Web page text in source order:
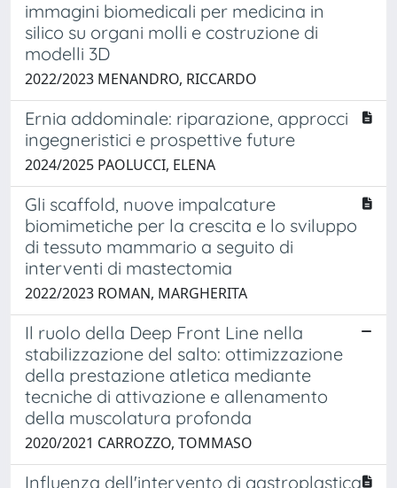
immagini biomedicali per medicina in
silico su organi molli e costruzione di
modelli 3D
2022/2023 MENANDRO, RICCARDO
Ernia addominale: riparazione, approcci
ingegneristici e prospettive future
2024/2025 PAOLUCCI, ELENA
Gli scaffold, nuove impalcature
biomimetiche per la crescita e lo sviluppo
di tessuto mammario a seguito di
interventi di mastectomia
2022/2023 ROMAN, MARGHERITA
Il ruolo della Deep Front Line nella
stabilizzazione del salto: ottimizzazione
della prestazione atletica mediante
tecniche di attivazione e allenamento
della muscolatura profonda
2020/2021 CARROZZO, TOMMASO
Influenza dell'intervento di gastroplastica